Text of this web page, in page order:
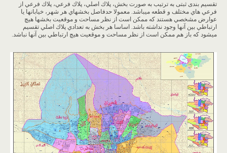
تقسيم بندی ثبتی به ترتیب به صورت بخش، پلاك اصلي، پلاك فرعي، پلاك فرعي از
فرعي هاي مختلف و قطعه ميباشد. معمولا حدفاصل بخشهاي هر شهر، خيابانها يا
عوارض مشخصي هستند كه ممكن است از نظر مساحت و موقعيت بخشها هيچ
ارتباطي بين آنها وجود نداشته باشد. اساسا هر بخش به تعدادي پلاك اصلي تقسيم
ميشود كه باز هم ممكن است از نظر مساحت و موقعيت هيچ ارتباطي بين آنها نباشد.